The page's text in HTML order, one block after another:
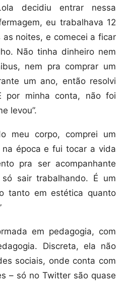
decidiu entrar nessa
eu trabalhava 12
noites, e comecei a ficar
Não tinha dinheiro nem
nem pra comprar um
um ano, então resolvi
por minha conta, não foi
levou”.
meu corpo, comprei um
época e fui tocar a vida
pra ser acompanhante
sair trabalhando. É um
tanto em estética quanto
em pedagogia, com
Discreta, ela não
sociais, onde conta com
– só no Twitter são quase